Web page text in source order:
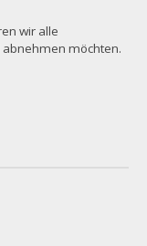
wir alle
möchten.